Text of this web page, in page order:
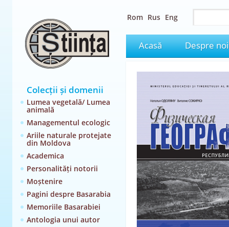
Colecții și domenii
Lumea vegetală/ Lumea
animală
Managementul ecologic
Ariile naturale protejate
din Moldova
Academica
Personalități notorii
Moștenire
Pagini despre Basarabia
Memoriile Basarabiei
Antologia unui autor
Rom Rus Eng
Acasă Despre noi